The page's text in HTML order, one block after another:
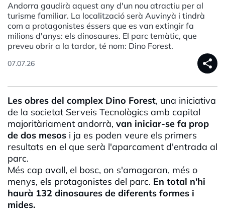
Andorra gaudirà aquest any d'un nou atractiu per al
turisme familiar. La localització serà Auvinyà i tindrà
com a protagonistes éssers que es van extingir fa
milions d'anys: els dinosaures. El parc temàtic, que
preveu obrir a la tardor, té nom: Dino Forest.
07.07.26 share
Les obres del complex Dino Forest, una iniciativa
de la societat Serveis Tecnològics amb capital
majoritàriament andorrà, van iniciar-se fa prop
de dos mesos i ja es poden veure els primers
resultats en el que serà l'aparcament d'entrada al
parc.
Més cap avall, el bosc, on s'amagaran, més o
menys, els protagonistes del parc. En total n'hi
haurà 132 dinosaures de diferents formes i
mides.